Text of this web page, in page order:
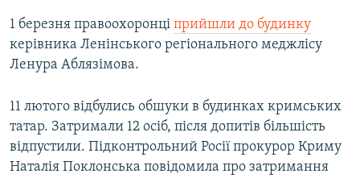
1 березня правоохоронці прийшли до будинку
керівника Ленінського регіонального меджлісу
Ленура Аблязімова.
11 лютого відбулись обшуки в будинках кримських
татар. Затримали 12 осіб, після допитів більшість
відпустили. Підконтрольний Росії прокурор Криму
Наталія Поклонська повідомила про затримання